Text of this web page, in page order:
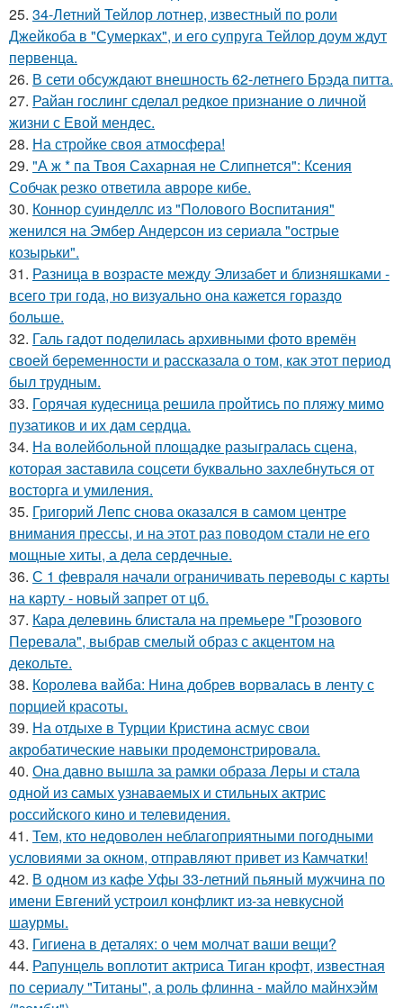
25. 34-Летний Тейлор лотнер, известный по роли
Джейкоба в "Сумерках", и его супруга Тейлор доум ждут
первенца.
26. В сети обсуждают внешность 62-летнего Брэда питта.
27. Райан гослинг сделал редкое признание о личной
жизни с Евой мендес.
28. На стройке своя атмосфера!
29. "А ж * па Твоя Сахарная не Слипнется": Ксения
Собчак резко ответила авроре кибе.
30. Коннор суинделлс из "Полового Воспитания"
женился на Эмбер Андерсон из сериала "острые
козырьки".
31. Разница в возрасте между Элизабет и близняшками -
всего три года, но визуально она кажется гораздо
больше.
32. Галь гадот поделилась архивными фото времён
своей беременности и рассказала о том, как этот период
был трудным.
33. Горячая кудесница решила пройтись по пляжу мимо
пузатиков и их дам сердца.
34. На волейбольной площадке разыгралась сцена,
которая заставила соцсети буквально захлебнуться от
восторга и умиления.
35. Григорий Лепс снова оказался в самом центре
внимания прессы, и на этот раз поводом стали не его
мощные хиты, а дела сердечные.
36. С 1 февраля начали ограничивать переводы с карты
на карту - новый запрет от цб.
37. Кара делевинь блистала на премьере "Грозового
Перевала", выбрав смелый образ с акцентом на
декольте.
38. Королева вайба: Нина добрев ворвалась в ленту с
порцией красоты.
39. На отдыхе в Турции Кристина асмус свои
акробатические навыки продемонстрировала.
40. Она давно вышла за рамки образа Леры и стала
одной из самых узнаваемых и стильных актрис
российского кино и телевидения.
41. Тем, кто недоволен неблагоприятными погодными
условиями за окном, отправляют привет из Камчатки!
42. В одном из кафе Уфы 33-летний пьяный мужчина по
имени Евгений устроил конфликт из-за невкусной
шаурмы.
43. Гигиена в деталях: о чем молчат ваши вещи?
44. Рапунцель воплотит актриса Тиган крофт, известная
по сериалу "Титаны", а роль флинна - майло майнхэйм